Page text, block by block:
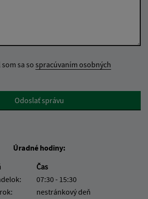
sa so spracúvaním osobných
Odoslať správu
Úradné hodiny:
Čas
07:30 - 15:30
nestránkový deň